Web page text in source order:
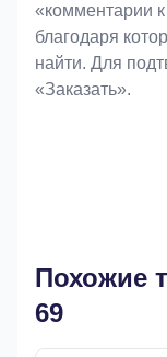
«комментарии
благодаря
найти. Для
«Заказать».
Похожие
69